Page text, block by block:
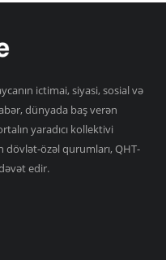
ictimai, siyasi, sosial və
dünyada baş verən
yaradıcı kollektivi
özəl qurumları, QHT-
edir.